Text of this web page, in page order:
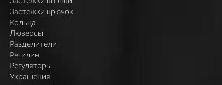
Застежки крючок
Кольца
Люверсы
Разделители
Регилин
Регуляторы
Украшения